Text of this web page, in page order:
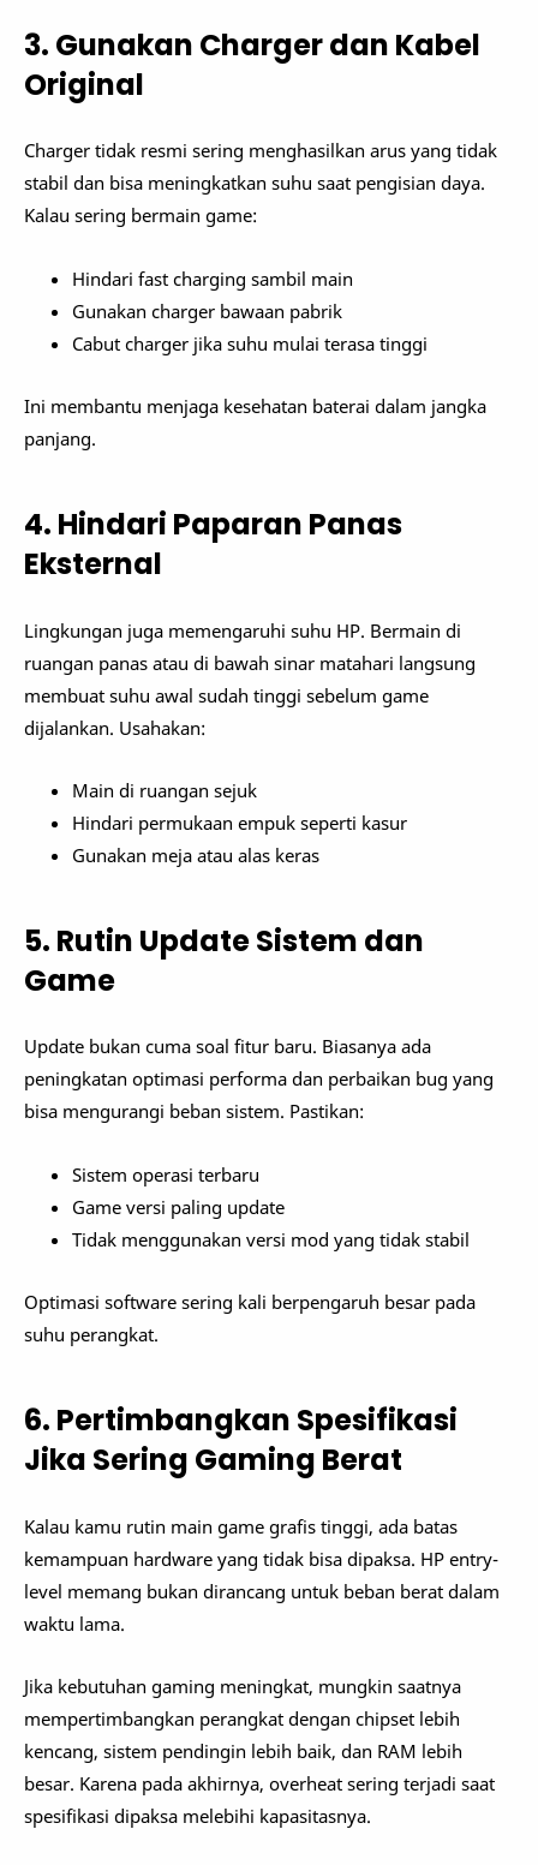
3. Gunakan Charger dan Kabel
Original
Charger tidak resmi sering menghasilkan arus yang tidak
stabil dan bisa meningkatkan suhu saat pengisian daya.
Kalau sering bermain game:
Hindari fast charging sambil main
Gunakan charger bawaan pabrik
Cabut charger jika suhu mulai terasa tinggi
Ini membantu menjaga kesehatan baterai dalam jangka
panjang.
4. Hindari Paparan Panas
Eksternal
Lingkungan juga memengaruhi suhu HP. Bermain di
ruangan panas atau di bawah sinar matahari langsung
membuat suhu awal sudah tinggi sebelum game
dijalankan. Usahakan:
Main di ruangan sejuk
Hindari permukaan empuk seperti kasur
Gunakan meja atau alas keras
5. Rutin Update Sistem dan
Game
Update bukan cuma soal fitur baru. Biasanya ada
peningkatan optimasi performa dan perbaikan bug yang
bisa mengurangi beban sistem. Pastikan:
Sistem operasi terbaru
Game versi paling update
Tidak menggunakan versi mod yang tidak stabil
Optimasi software sering kali berpengaruh besar pada
suhu perangkat.
6. Pertimbangkan Spesifikasi
Jika Sering Gaming Berat
Kalau kamu rutin main game grafis tinggi, ada batas
kemampuan hardware yang tidak bisa dipaksa. HP entry-
level memang bukan dirancang untuk beban berat dalam
waktu lama.
Jika kebutuhan gaming meningkat, mungkin saatnya
mempertimbangkan perangkat dengan chipset lebih
kencang, sistem pendingin lebih baik, dan RAM lebih
besar. Karena pada akhirnya, overheat sering terjadi saat
spesifikasi dipaksa melebihi kapasitasnya.